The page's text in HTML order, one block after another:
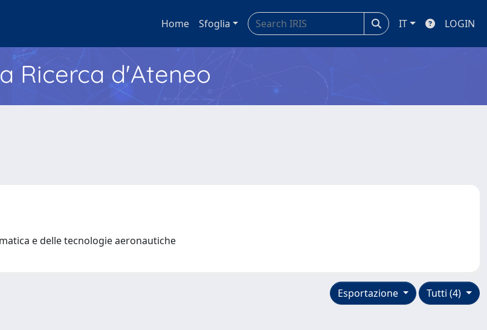
Home Sfoglia IT LOGIN
Ricerca d'Ateneo
e delle tecnologie aeronautiche
Tutti (4)
Esportazione